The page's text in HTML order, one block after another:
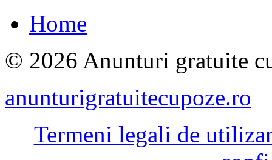
Home
© 2026 Anunturi gratuite
anunturigratuitecupoze.ro
Termeni legali de